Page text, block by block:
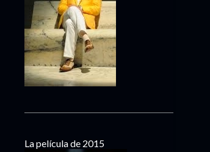
La película de 2015